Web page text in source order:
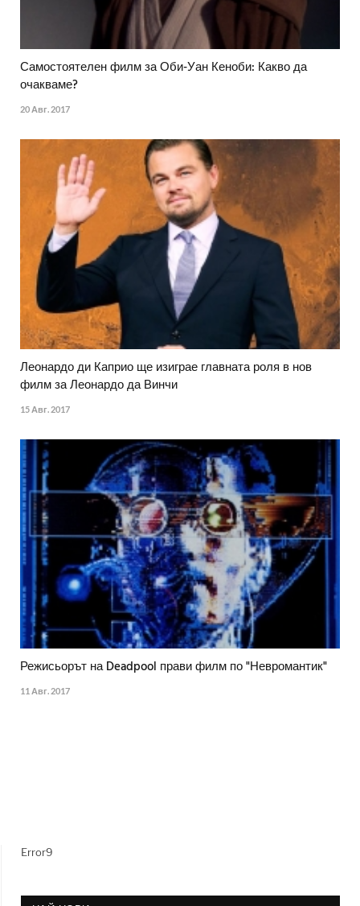
Самостоятелен филм за Оби-Уан Кеноби: Какво да
очакваме?
20 Авг. 2017
Леонардо ди Каприо ще изиграе главната роля в нов
филм за Леонардо да Винчи
15 Авг. 2017
Режисьорът на Deadpool прави филм по "Невромантик"
11 Авг. 2017
Error9